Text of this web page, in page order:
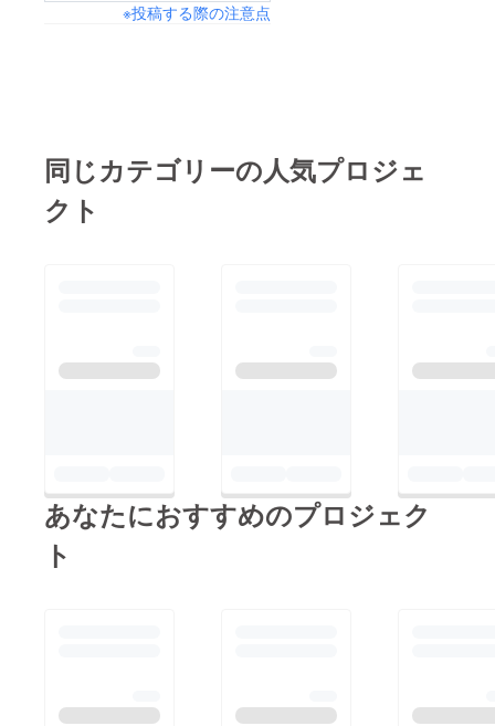
※投稿する際の注意点
同じカテゴリーの人気プロジェ
クト
あなたにおすすめのプロジェク
ト